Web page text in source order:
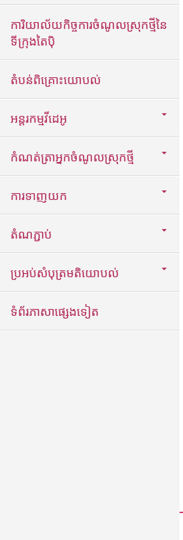
ការិយាល័យកិច្ចការចំណូលស្រុកថ្មីនៃ
ទីក្រុងតៃប៉ិ
តំបន់ពិគ្រោះយោបល់
អន្តរកម្មវីដេអូ
កំណត់ត្រាអ្នកចំណូលស្រុកថ្មី
ការទាញយក
តំណភ្ជាប់
ប្រអប់សំបុត្រមតិយោបល់
ទំព័រភាសាផ្សេងទៀត